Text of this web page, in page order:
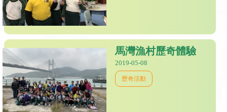
馬灣漁村歷奇體驗
2019-05-08
歷奇活動